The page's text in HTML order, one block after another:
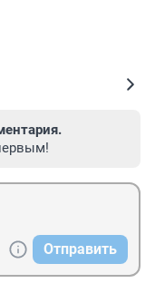
Отправить